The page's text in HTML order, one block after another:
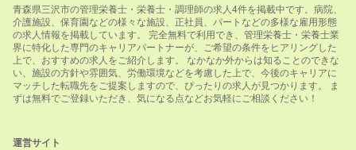
青森県三沢市の管理栄養士・栄養士・調理師の求人4件を掲載中です。病院、
介護施設、保育園などの様々な施設、正社員、パートなどの多様な雇用形態
の求人情報を掲載しています。 完全無料で利用でき、管理栄養士・栄養士業
界に特化した専門のキャリアパートナーが、ご希望の条件をヒアリングした
上で、おすすめの求人をご紹介します。 なかなか外からは知ることのできな
い、施設の方針や雰囲気、労働環境などを考慮した上で、今後のキャリアに
マッチした転職先をご提案しますので、ぴったりの求人が見つかります。 ま
ずは無料でご登録いただき、気になる点などお気軽にご相談ください！
運営サイト